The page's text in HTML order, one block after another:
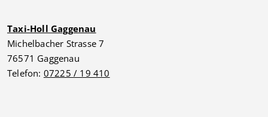
Taxi-Holl Gaggenau
Michelbacher Strasse 7
76571 Gaggenau
Telefon: 07225 / 19 410